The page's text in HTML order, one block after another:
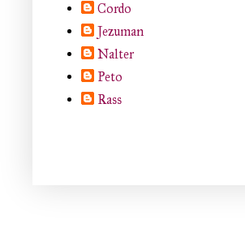
Cordo
Jezuman
Nalter
Peto
Rass